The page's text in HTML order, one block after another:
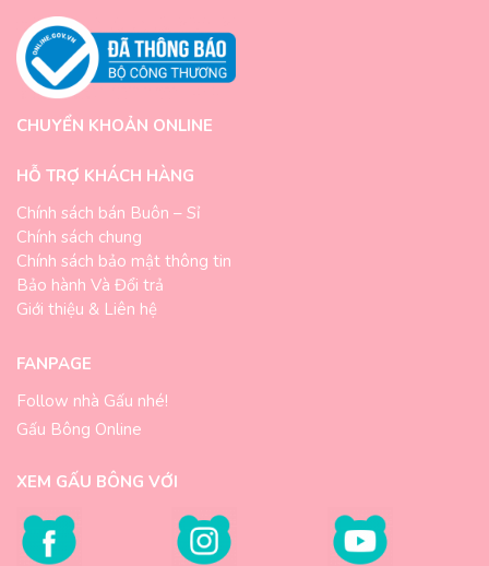
CHUYỂN KHOẢN ONLINE
HỖ TRỢ KHÁCH HÀNG
Chính sách bán Buôn – Sỉ
Chính sách chung
Chính sách bảo mật thông tin
Bảo hành Và Đổi trả
Giới thiệu & Liên hệ
FANPAGE
Follow nhà Gấu nhé!
Gấu Bông Online
XEM GẤU BÔNG VỚI